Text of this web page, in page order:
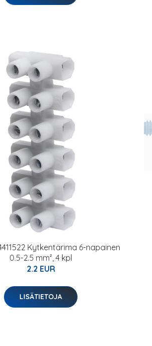
Kytkentärima 6-napainen
0.5-2.5 mm², 4 kpl
2.2 EUR
LISÄTIETOJA